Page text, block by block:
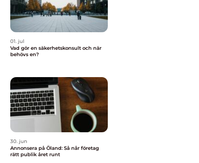
01. jul
Vad gör en säkerhetskonsult och när
behövs en?
30. jun
Annonsera på Öland: Så når företag
rätt publik året runt